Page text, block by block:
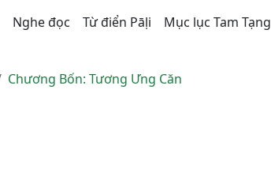
Nghe đọc Từ điển Pāḷi Mục lục Tam Tạng
Chương Bốn: Tương Ưng Căn